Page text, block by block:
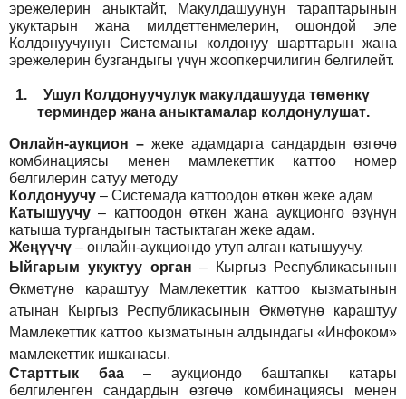
эрежелерин аныктайт, Макулдашуунун тараптарынын
укуктарын жана милдеттенмелерин, ошондой эле
Колдонуучунун Системаны колдонуу шарттарын жана
эрежелерин бузгандыгы үчүн жоопкерчилигин белгилейт.
1.
Ушул Колдонуучулук макулдашууда төмөнкү
терминдер жана аныктамалар колдонулушат.
Онлайн-аукцион – жеке адамдарга сандардын өзгөчө
комбинациясы менен мамлекеттик каттоо номер
белгилерин сатуу методу
Колдонуучу – Системада каттоодон өткөн жеке адам
Катышуучу – каттоодон өткөн жана аукционго өзүнүн
катыша тургандыгын тастыктаган жеке адам.
Жеңүүчү – онлайн-аукциондо утуп алган катышуучу.
Ыйгарым укуктуу орган –
Кыргыз Республикасынын
Өкмөтүнө караштуу Мамлекеттик каттоо кызматынын
атынан Кыргыз Республикасынын Өкмөтүнө караштуу
Мамлекеттик каттоо кызматынын алдындагы «Инфоком»
мамлекеттик ишканасы.
Старттык баа– аукциондо баштапкы катары
белгиленген сандардын өзгөчө комбинациясы менен